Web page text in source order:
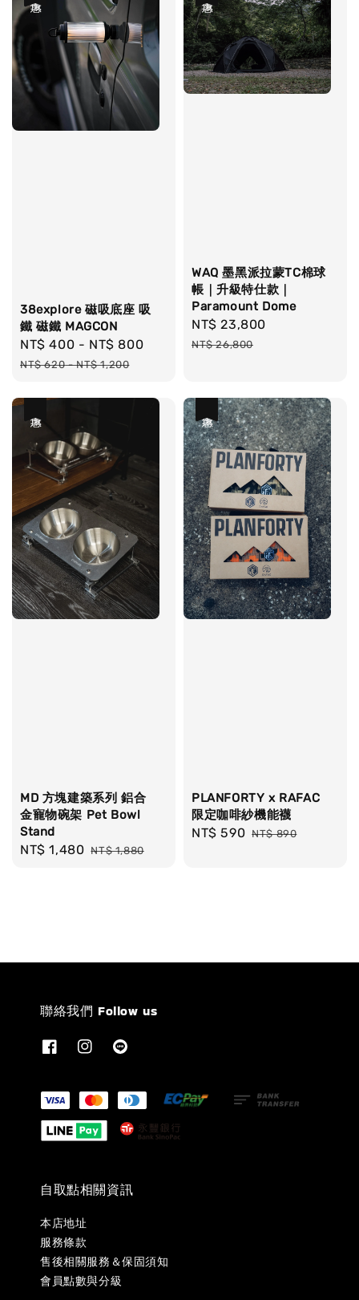
38explore 磁吸底座 吸
鐵 磁鐵 MAGCON
Sale
price
NT$ 400 - NT$ 800
Regular
NT$ 620-NT$ 1,200
WAQ 墨黑派拉蒙TC棉球
帳｜升級特仕款｜
Paramount Dome
Sale
price
NT$ 23,800
NT$ 26,800
MD 方塊建築系列 鋁合
金寵物碗架 Pet Bowl
Stand
Sale
NT$ 1,480 Regular
NT$ 1,880
PLANFORTY x RAFAC
限定咖啡紗機能襪
Sale
NT$ 590 Regular
NT$ 890
聯絡我們 Follow us
自取點相關資訊
本店地址
服務條款
售後相關服務＆保固須知
會員點數與分級